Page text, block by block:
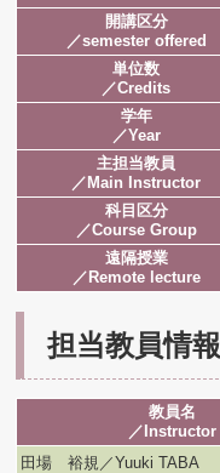
開講区分
／semester offered
単位数
／Credits
学年
／Year
主担当教員
／Main Instructor
科目区分
／Course Group
遠隔授業
／Remote lecture
担当教員情
教員名
／Instructor
田場 裕規／Yuuki TABA